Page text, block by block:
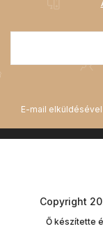
Copyright
Ő készítette